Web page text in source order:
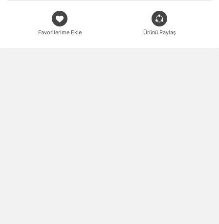
Favorilerime Ekle Ürünü Paylaş